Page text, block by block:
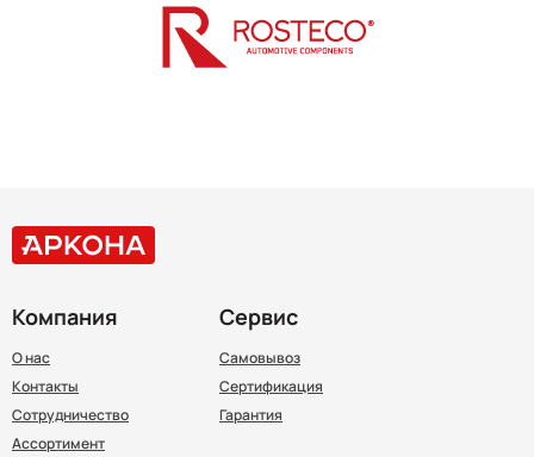
Компания
О нас
Контакты
Сотрудничество
Ассортимент
Сервис
Самовывоз
Сертификация
Гарантия